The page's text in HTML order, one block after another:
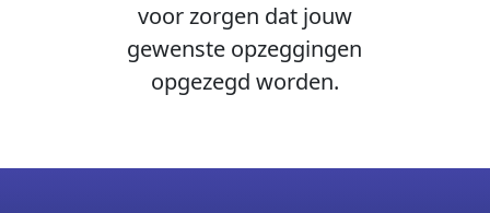
voor zorgen dat jouw
gewenste opzeggingen
opgezegd worden.